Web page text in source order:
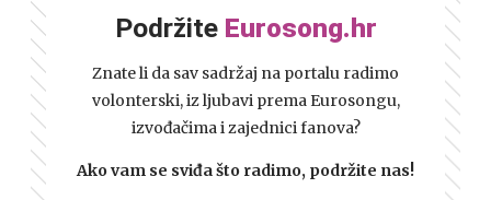
Podržite Eurosong.hr
Znate li da sav sadržaj na portalu radimo
volonterski, iz ljubavi prema Eurosongu,
izvođačima i zajednici fanova?
Ako vam se sviđa što radimo, podržite nas!